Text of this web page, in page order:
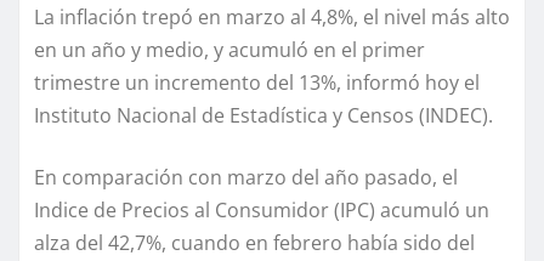
La inflación trepó en marzo al 4,8%, el nivel más alto
en un año y medio, y acumuló en el primer
trimestre un incremento del 13%, informó hoy el
Instituto Nacional de Estadística y Censos (INDEC).
En comparación con marzo del año pasado, el
Indice de Precios al Consumidor (IPC) acumuló un
alza del 42,7%, cuando en febrero había sido del